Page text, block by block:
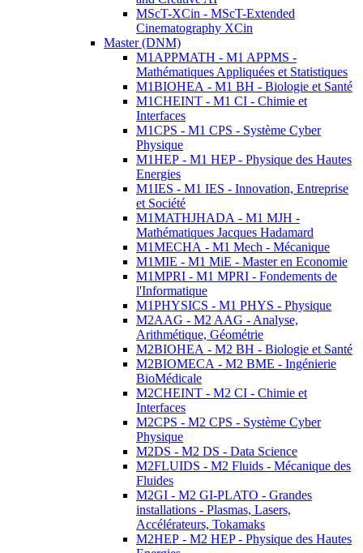
MScT-XCin - MScT-Extended
Cinematography XCin
Master (DNM)
M1APPMATH - M1 APPMS -
Mathématiques Appliquées et Statistiques
M1BIOHEA - M1 BH - Biologie et Santé
M1CHEINT - M1 CI - Chimie et
Interfaces
M1CPS - M1 CPS - Système Cyber
Physique
M1HEP - M1 HEP - Physique des Hautes
Energies
M1IES - M1 IES - Innovation, Entreprise
et Société
M1MATHJHADA - M1 MJH -
Mathématiques Jacques Hadamard
M1MECHA - M1 Mech - Mécanique
M1MIE - M1 MiE - Master en Economie
M1MPRI - M1 MPRI - Fondements de
l'Informatique
M1PHYSICS - M1 PHYS - Physique
M2AAG - M2 AAG - Analyse,
Arithmétique, Géométrie
M2BIOHEA - M2 BH - Biologie et Santé
M2BIOMECA - M2 BME - Ingénierie
BioMédicale
M2CHEINT - M2 CI - Chimie et
Interfaces
M2CPS - M2 CPS - Système Cyber
Physique
M2DS - M2 DS - Data Science
M2FLUIDS - M2 Fluids - Mécanique des
Fluides
M2GI - M2 GI-PLATO - Grandes
installations - Plasmas, Lasers,
Accélérateurs, Tokamaks
M2HEP - M2 HEP - Physique des Hautes